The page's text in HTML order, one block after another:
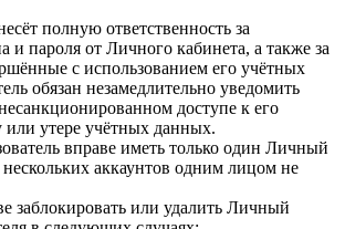
полную ответственность за
и пароля от Личного кабинета, а также за
с использованием его учётных
обязан незамедлительно уведомить
доступе к его
утере учётных данных.
вправе иметь только один Личный
аккаунтов одним лицом не
заблокировать или удалить Личный